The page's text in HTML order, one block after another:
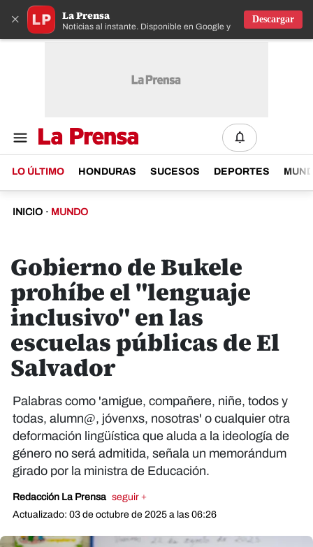
× La Prensa
Noticias al instante. Disponible en Google y IOS
Descargar
LO ÚLTIMO HONDURAS SUCESOS DEPORTES
INICIO · MUNDO
Gobierno de Bukele
prohíbe el "lenguaje
inclusivo" en las
escuelas públicas de El
Salvador
Palabras como 'amigue, compañere, niñe, todos y
todas, alumn@, jóvenxs, nosotras' o cualquier otra
deformación lingüística que aluda a la ideología de
género no será admitida, señala un memorándum
girado por la ministra de Educación.
Redacción La Prensa seguir +
Actualizado: 03 de octubre de 2025 a las 06:26